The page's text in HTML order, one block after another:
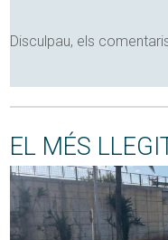
Disculpau, els
EL MÉS